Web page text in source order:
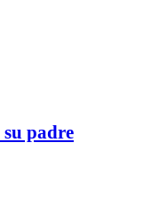
padre